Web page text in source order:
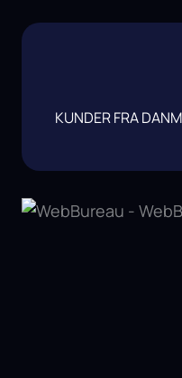
KUNDER FRA